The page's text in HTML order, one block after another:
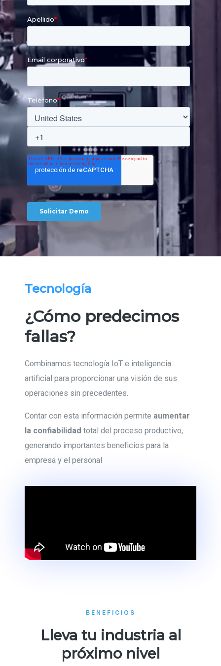
Tecnología
¿Cómo predecimos
fallas?
Combinamos tecnología IoT e inteligencia
artificial para proporcionar una visión de sus
operaciones sin precedentes.
Contar con esta información permite aumentar
la confiabilidad total del proceso productivo,
generando importantes beneficios para la
empresa y el personal
BENEFICIOS
Lleva tu industria al
próximo nivel